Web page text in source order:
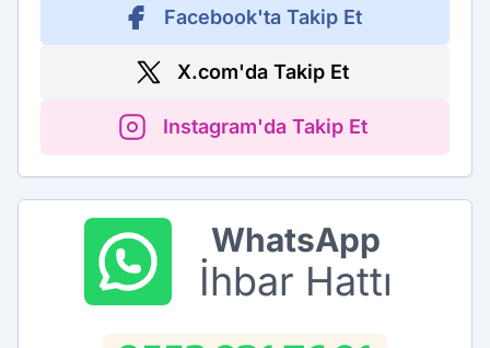
Facebook'ta Takip Et
X.com'da Takip Et
Instagram'da Takip Et
WhatsApp
İhbar Hattı